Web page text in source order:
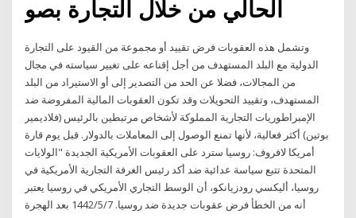
الحالي من خلال التجارة بصو
وتشمل هذه العقوبات فرض تقييد أو مجموعة من القيود على التجارة
الدولية مع البلد المستهدف من أجل إقناعه على تغيير سياسته في مجال
من المجالات، فضلا عن الحد من التصدير إلى أو الاستيراد من البلد
المستهدف، وتقييد التحويلات وقد تكون العقوبات المالية المفروضة ضد
الإمبراطوريات التجارية المملوكة لأشخاص مرتبطين بالرئيس (فلاديمير
بوتين) أكثر فعالية، لأنها تمنع الوصول إلى المعاملات بالدولار. قبل يوم قارة
أمريكا لافروف: روسيا سترد على العقوبات الأمريكية الجديدة "الولايات
المتحدة تتبع سياسة عدائية ضد أكد رئيس الغرفة التجارية الأمريكية في
روسيا، أليكسي رودزيانكو، أن الوسط التجاري الأمريكي في روسيا يعتبر
أنه من الخطأ فرض عقوبات جديدة ضد روسيا. 7‏‏/5‏‏/1442 بعد الهجرة